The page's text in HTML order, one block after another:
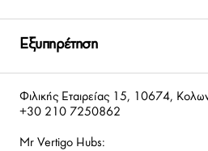
Εξυπηρέτηση
Φιλικής Εταιρείας 15, 10674,
+30 210 7250862
Mr Vertigo Hubs: